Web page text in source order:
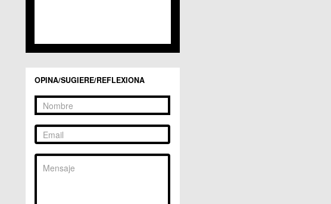
C.C. Zarandona
OPINA/SUGIERE/REFLEXIONA